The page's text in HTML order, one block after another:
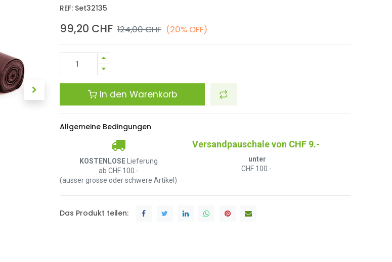
REF: Set32135
99,20 CHF 124,00CHF (20% OFF)
In den Warenkorb
Allgemeine Bedingungen
KOSTENLOSELieferung
ab CHF 100.-
(ausser grosse oder schwere Artikel)
Versandpauschale von CHF 9.-
unter
CHF 100.-
Das Produkt teilen: